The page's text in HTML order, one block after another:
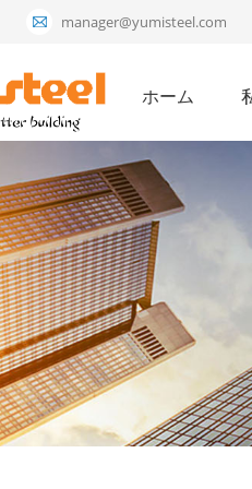
manager@yumisteel.com
ホーム